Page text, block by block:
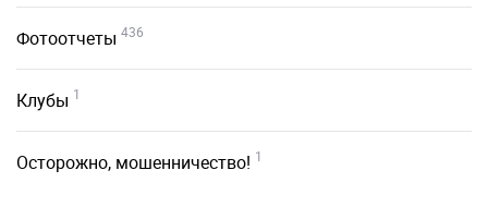
Фотоотчеты 436
Клубы 1
Осторожно, мошенничество! 1